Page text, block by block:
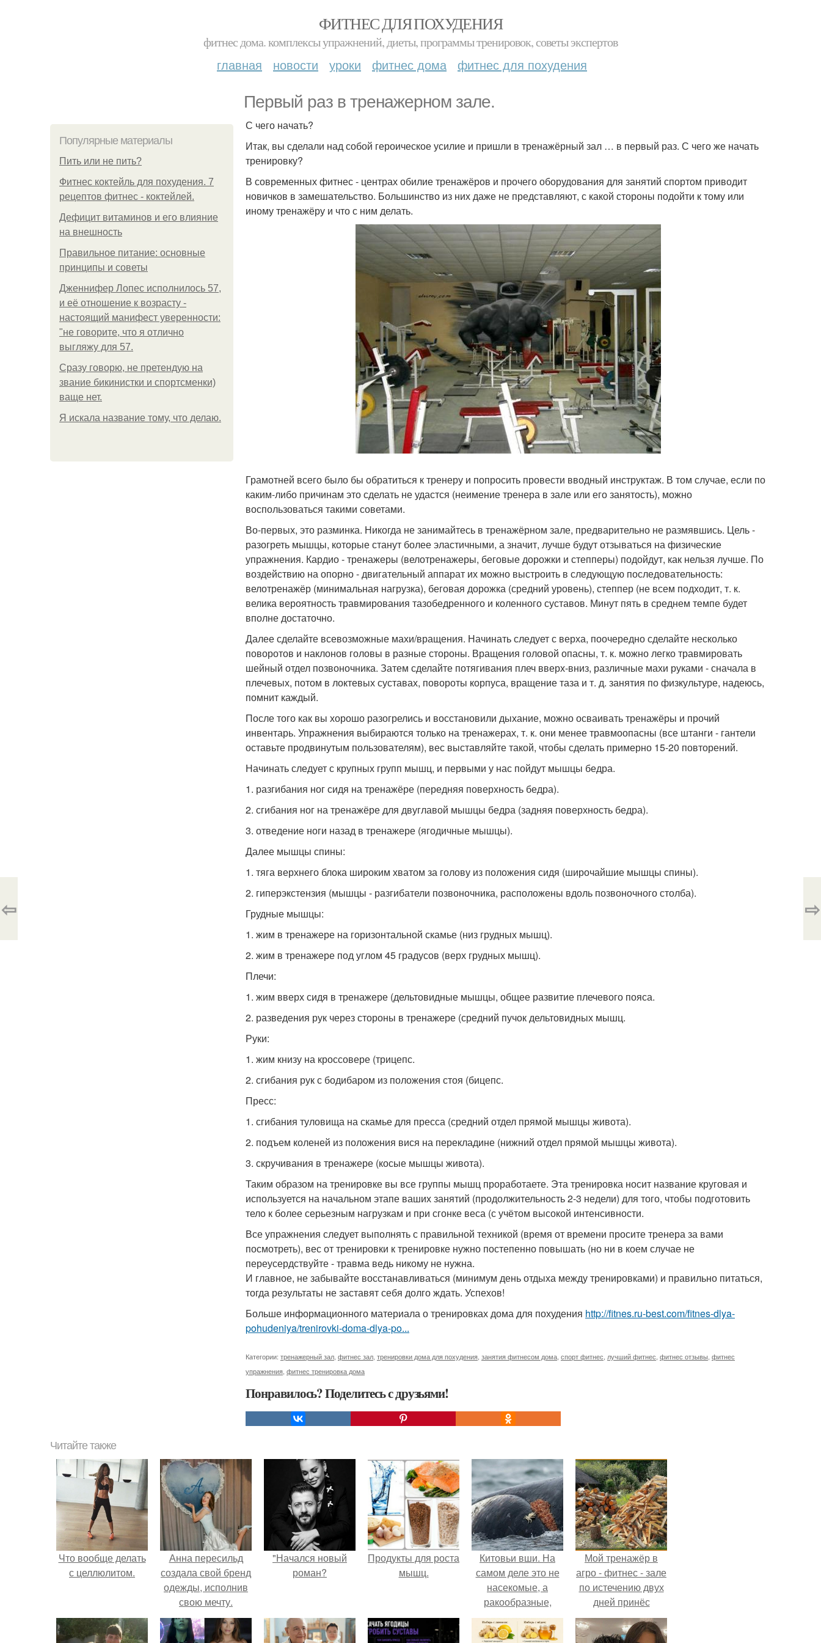
ФИТНЕС ДЛЯ ПОХУДЕНИЯ
фитнес дома. комплексы упражнений, диеты, программы тренировок, советы экспертов
главная новости уроки фитнес дома фитнес для похудения
Первый раз в тренажерном зале.
Популярные материалы
Пить или не пить?
Фитнес коктейль для похудения. 7
рецептов фитнес - коктейлей.
Дефицит витаминов и его влияние
на внешность
Правильное питание: основные
принципы и советы
Дженнифер Лопес исполнилось 57,
и её отношение к возрасту -
настоящий манифест уверенности:
"не говорите, что я отлично
выгляжу для 57.
Сразу говорю, не претендую на
звание бикинистки и спортсменки)
ваще нет.
Я искала название тому, что делаю.
С чего начать?
Итак, вы сделали над собой героическое усилие и пришли в тренажёрный зал … в первый раз. С чего же начать
тренировку?
В современных фитнес - центрах обилие тренажёров и прочего оборудования для занятий спортом приводит
новичков в замешательство. Большинство из них даже не представляют, с какой стороны подойти к тому или
иному тренажёру и что с ним делать.
Грамотней всего было бы обратиться к тренеру и попросить провести вводный инструктаж. В том случае, если по
каким-либо причинам это сделать не удастся (неимение тренера в зале или его занятость), можно
воспользоваться такими советами.
Во-первых, это разминка. Никогда не занимайтесь в тренажёрном зале, предварительно не размявшись. Цель -
разогреть мышцы, которые станут более эластичными, а значит, лучше будут отзываться на физические
упражнения. Кардио - тренажеры (велотренажеры, беговые дорожки и степперы) подойдут, как нельзя лучше. По
воздействию на опорно - двигательный аппарат их можно выстроить в следующую последовательность:
велотренажёр (минимальная нагрузка), беговая дорожка (средний уровень), степпер (не всем подходит, т. к.
велика вероятность травмирования тазобедренного и коленного суставов. Минут пять в среднем темпе будет
вполне достаточно.
Далее сделайте всевозможные махи/вращения. Начинать следует с верха, поочередно сделайте несколько
поворотов и наклонов головы в разные стороны. Вращения головой опасны, т. к. можно легко травмировать
шейный отдел позвоночника. Затем сделайте потягивания плеч вверх-вниз, различные махи руками - сначала в
плечевых, потом в локтевых суставах, повороты корпуса, вращение таза и т. д. занятия по физкультуре, надеюсь,
помнит каждый.
После того как вы хорошо разогрелись и восстановили дыхание, можно осваивать тренажёры и прочий
инвентарь. Упражнения выбираются только на тренажерах, т. к. они менее травмоопасны (все штанги - гантели
оставьте продвинутым пользователям), вес выставляйте такой, чтобы сделать примерно 15-20 повторений.
Начинать следует с крупных групп мышц, и первыми у нас пойдут мышцы бедра.
1. разгибания ног сидя на тренажёре (передняя поверхность бедра).
2. сгибания ног на тренажёре для двуглавой мышцы бедра (задняя поверхность бедра).
3. отведение ноги назад в тренажере (ягодичные мышцы).
Далее мышцы спины:
1. тяга верхнего блока широким хватом за голову из положения сидя (широчайшие мышцы спины).
2. гиперэкстензия (мышцы - разгибатели позвоночника, расположены вдоль позвоночного столба).
Грудные мышцы:
1. жим в тренажере на горизонтальной скамье (низ грудных мышц).
2. жим в тренажере под углом 45 градусов (верх грудных мышц).
Плечи:
1. жим вверх сидя в тренажере (дельтовидные мышцы, общее развитие плечевого пояса.
2. разведения рук через стороны в тренажере (средний пучок дельтовидных мышц.
Руки:
1. жим книзу на кроссовере (трицепс.
2. сгибания рук с бодибаром из положения стоя (бицепс.
Пресс:
1. сгибания туловища на скамье для пресса (средний отдел прямой мышцы живота).
2. подъем коленей из положения вися на перекладине (нижний отдел прямой мышцы живота).
3. скручивания в тренажере (косые мышцы живота).
Таким образом на тренировке вы все группы мышц проработаете. Эта тренировка носит название круговая и
используется на начальном этапе ваших занятий (продолжительность 2-3 недели) для того, чтобы подготовить
тело к более серьезным нагрузкам и при сгонке веса (с учётом высокой интенсивности.
Все упражнения следует выполнять с правильной техникой (время от времени просите тренера за вами
посмотреть), вес от тренировки к тренировке нужно постепенно повышать (но ни в коем случае не
переусердствуйте - травма ведь никому не нужна.
И главное, не забывайте восстанавливаться (минимум день отдыха между тренировками) и правильно питаться,
тогда результаты не заставят себя долго ждать. Успехов!
Больше информационного материала о тренировках дома для похудения http://fitnes.ru-best.com/fitnes-dlya-
pohudeniya/trenirovki-doma-dlya-po...
Категории: тренажерный зал фитнес зал тренировки дома для похудения занятия фитнесом дома спорт фитнес лучший фитнес фитнес отзывы фитнес
упражнения фитнес тренировка дома
Понравилось? Поделитесь с друзьями!
⇦ ⇨
Читайте также
Что вообще делать
с целлюлитом.
Анна пересильд
создала свой бренд
одежды, исполнив
свою мечту.
"Начался новый
роман?
Продукты для роста
мышц.
Китовьи вши. На
самом деле это не
насекомые, а
ракообразные,
относящиеся к
бокоплавам.
Мой тренажёр в
агро - фитнес - зале
по истечению двух
дней принёс
ощутимый
результат.